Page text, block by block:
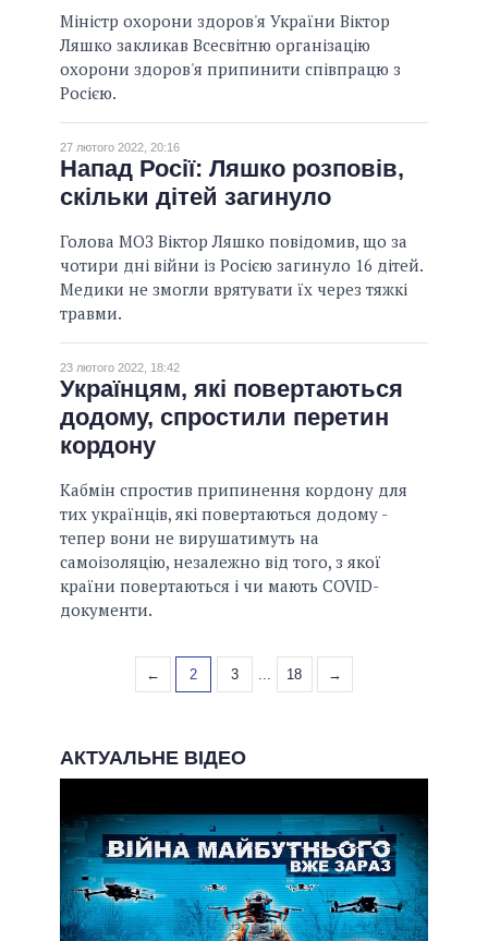
Міністр охорони здоров'я України Віктор
Ляшко закликав Всесвітню організацію
охорони здоров'я припинити співпрацю з
Росією.
27 лютого 2022, 20:16
Напад Росії: Ляшко розповів,
скільки дітей загинуло
Голова МОЗ Віктор Ляшко повідомив, що за
чотири дні війни із Росією загинуло 16 дітей.
Медики не змогли врятувати їх через тяжкі
травми.
23 лютого 2022, 18:42
Українцям, які повертаються
додому, спростили перетин
кордону
Кабмін спростив припинення кордону для
тих українців, які повертаються додому -
тепер вони не вирушатимуть на
самоізоляцію, незалежно від того, з якої
країни повертаються і чи мають COVID-
документи.
← 2 3 ... 18 →
АКТУАЛЬНЕ ВІДЕО